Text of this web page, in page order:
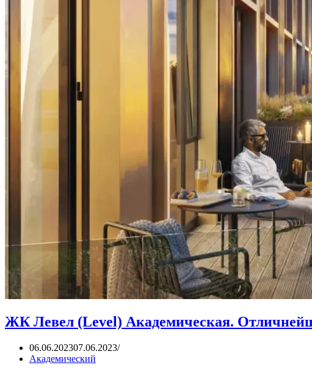
ЖК Левел (Level) Академическая.
06.06.202307.06.2023
Академический